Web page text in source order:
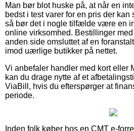
Man bør blot huske på, at når en
bedst i test varer for en pris der kan
så bør det i nogle tilfælde være en
online virksomhed. Bestillinger
anden side omsluttet af en
imod uærlige butikker på nettet.
Vi anbefaler handler med kort eller
kan du drage nytte af et
ViaBill, hvis du efterspørger at
periode.
Inden folk køber hos en CMT e-